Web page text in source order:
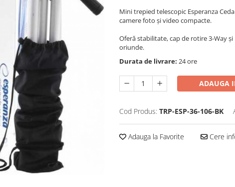
Mini trepied telescopic Esperanza
camere foto și video compacte.
Oferă stabilitate, cap de rotire 3-Way
oriunde.
Durata de livrare: 24 ore
ADAUGA
Cod Produs: TRP-ESP-36-106-BK
Adauga la Favorite Cere